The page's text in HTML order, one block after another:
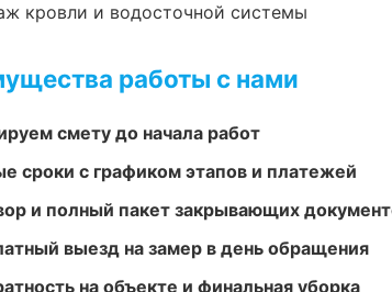
кровли и водосточной системы
работы с нами
смету до начала работ
сроки с графиком этапов и платежей
и полный пакет закрывающих
выезд на замер в день обращения
на объекте и финальная уборка